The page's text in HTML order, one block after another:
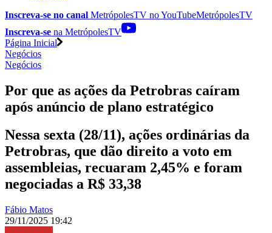
Inscreva-se no canal MetrópolesTV noYouTubeMetrópolesTV
Inscreva-se na MetrópolesTV
Página Inicial
Negócios
Negócios
Por que as ações da Petrobras caíram
após anúncio de plano estratégico
Nessa sexta (28/11), ações ordinárias da
Petrobras, que dão direito a voto em
assembleias, recuaram 2,45% e foram
negociadas a R$ 33,38
Fábio Matos
29/11/2025 19:42